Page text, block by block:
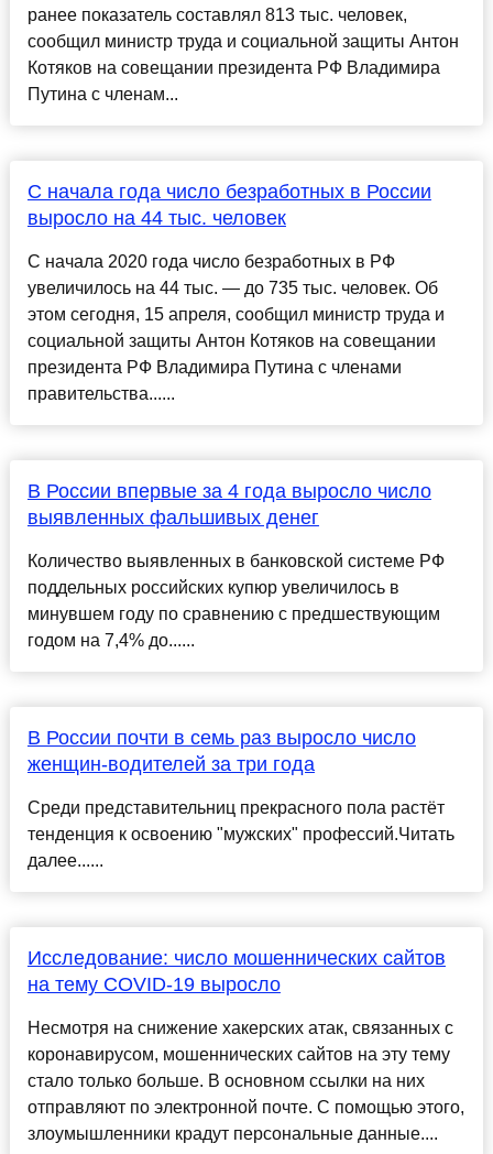
ранее показатель составлял 813 тыс. человек,
сообщил министр труда и социальной защиты Антон
Котяков на совещании президента РФ Владимира
Путина с членам...
С начала года число безработных в России
выросло на 44 тыс. человек
С начала 2020 года число безработных в РФ
увеличилось на 44 тыс. — до 735 тыс. человек. Об
этом сегодня, 15 апреля, сообщил министр труда и
социальной защиты Антон Котяков на совещании
президента РФ Владимира Путина с членами
правительства......
В России впервые за 4 года выросло число
выявленных фальшивых денег
Количество выявленных в банковской системе РФ
поддельных российских купюр увеличилось в
минувшем году по сравнению с предшествующим
годом на 7,4% до......
В России почти в семь раз выросло число
женщин-водителей за три года
Среди представительниц прекрасного пола растёт
тенденция к освоению "мужских" профессий.Читать
далее......
Исследование: число мошеннических сайтов
на тему COVID-19 выросло
Несмотря на снижение хакерских атак, связанных с
коронавирусом, мошеннических сайтов на эту тему
стало только больше. В основном ссылки на них
отправляют по электронной почте. С помощью этого,
злоумышленники крадут персональные данные....